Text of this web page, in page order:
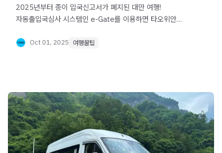
2025년부터 종이 입국신고서가 폐지된 대만 여행!
자동출입국심사 시스템인 e-Gate를 이용하면 타오위안
작성부터 e-Gate 등록 조건, 신청 방법, 공항별 운영시간,
Oct 01, 2025 여행꿀팁